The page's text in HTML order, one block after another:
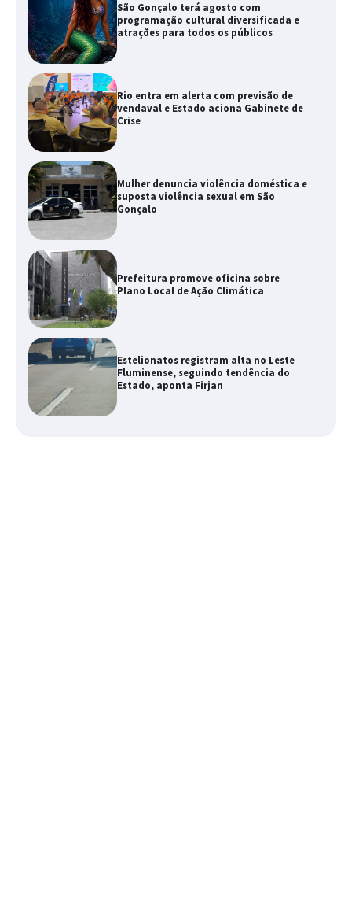
São Gonçalo terá agosto com
programação cultural diversificada e
atrações para todos os públicos
Rio entra em alerta com previsão de
vendaval e Estado aciona Gabinete de
Crise
Mulher denuncia violência doméstica e
suposta violência sexual em São
Gonçalo
Prefeitura promove oficina sobre
Plano Local de Ação Climática
Estelionatos registram alta no Leste
Fluminense, seguindo tendência do
Estado, aponta Firjan